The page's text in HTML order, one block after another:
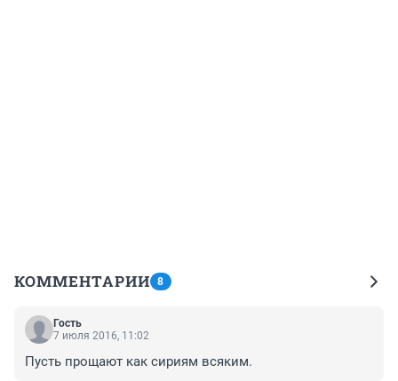
КОММЕНТАРИИ 8
Гость
7 июля 2016, 11:02
Пусть прощают как сириям всяким.